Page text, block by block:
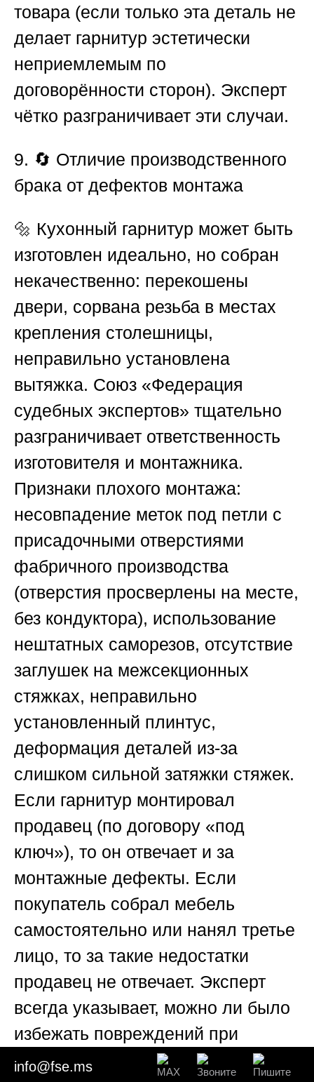
товара (если только эта деталь не
делает гарнитур эстетически
неприемлемым по
договорённости сторон). Эксперт
чётко разграничивает эти случаи.
9. 🔄 Отличие производственного
брака от дефектов монтажа
🔩 Кухонный гарнитур может быть
изготовлен идеально, но собран
некачественно: перекошены
двери, сорвана резьба в местах
крепления столешницы,
неправильно установлена
вытяжка. Союз «Федерация
судебных экспертов» тщательно
разграничивает ответственность
изготовителя и монтажника.
Признаки плохого монтажа:
несовпадение меток под петли с
присадочными отверстиями
фабричного производства
(отверстия просверлены на месте,
без кондуктора), использование
нештатных саморезов, отсутствие
заглушек на межсекционных
стяжках, неправильно
установленный плинтус,
деформация деталей из-за
слишком сильной затяжки стяжек.
Если гарнитур монтировал
продавец (по договору «под
ключ»), то он отвечает и за
монтажные дефекты. Если
покупатель собрал мебель
самостоятельно или нанял третье
лицо, то за такие недостатки
продавец не отвечает. Эксперт
всегда указывает, можно ли было
избежать повреждений при
правильной установке.
info@fse.ms